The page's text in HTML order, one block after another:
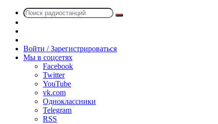
Поиск
радио
Войти / Зарегистрироваться
Мы в соцсетях
Facebook
Twitter
YouTube
vk.com
Одноклассники
Telegram
RSS